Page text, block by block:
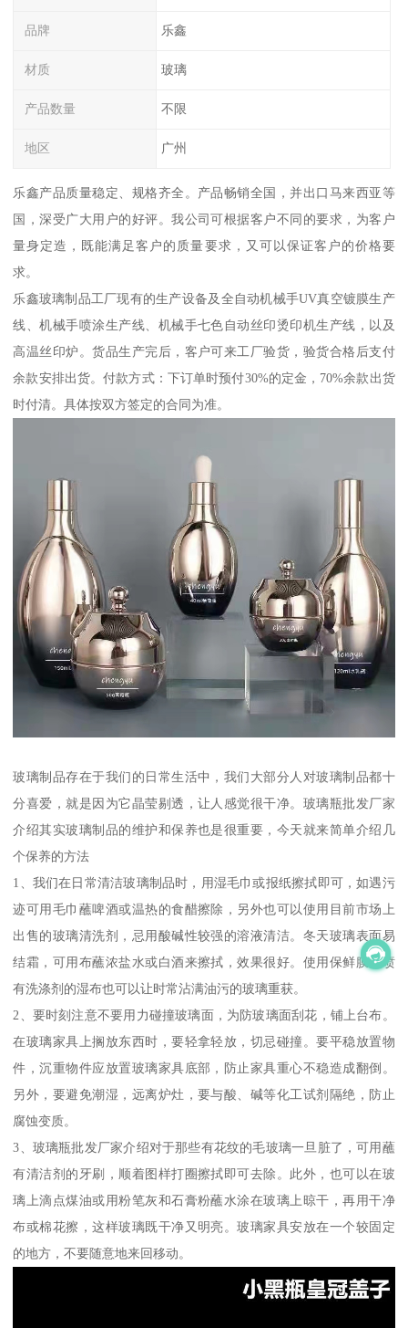
品牌 乐鑫
材质 玻璃
产品数量 不限
地区 广州
乐鑫产品质量稳定、规格齐全。产品畅销全国，并出口马来西亚等
国，深受广大用户的好评。我公司可根据客户不同的要求，为客户
量身定造，既能满足客户的质量要求，又可以保证客户的价格要
求。
乐鑫玻璃制品工厂现有的生产设备及全自动机械手UV真空镀膜生产
线、机械手喷涂生产线、机械手七色自动丝印烫印机生产线，以及
高温丝印炉。货品生产完后，客户可来工厂验货，验货合格后支付
余款安排出货。付款方式：下订单时预付30%的定金，70%余款出货
时付清。具体按双方签定的合同为准。
玻璃制品存在于我们的日常生活中，我们大部分人对玻璃制品都十
分喜爱，就是因为它晶莹剔透，让人感觉很干净。玻璃瓶批发厂家
介绍其实玻璃制品的维护和保养也是很重要，今天就来简单介绍几
个保养的方法
1、我们在日常清洁玻璃制品时，用湿毛巾或报纸擦拭即可，如遇污
迹可用毛巾蘸啤酒或温热的食醋擦除，另外也可以使用目前市场上
出售的玻璃清洗剂，忌用酸碱性较强的溶液清洁。冬天玻璃表面易
结霜，可用布蘸浓盐水或白酒来擦拭，效果很好。使用保鲜膜和喷
有洗涤剂的湿布也可以让时常沾满油污的玻璃重获。
2、要时刻注意不要用力碰撞玻璃面，为防玻璃面刮花，铺上台布。
在玻璃家具上搁放东西时，要轻拿轻放，切忌碰撞。要平稳放置物
件，沉重物件应放置玻璃家具底部，防止家具重心不稳造成翻倒。
另外，要避免潮湿，远离炉灶，要与酸、碱等化工试剂隔绝，防止
腐蚀变质。
3、玻璃瓶批发厂家介绍对于那些有花纹的毛玻璃一旦脏了，可用蘸
有清洁剂的牙刷，顺着图样打圈擦拭即可去除。此外，也可以在玻
璃上滴点煤油或用粉笔灰和石膏粉蘸水涂在玻璃上晾干，再用干净
布或棉花擦，这样玻璃既干净又明亮。玻璃家具安放在一个较固定
的地方，不要随意地来回移动。